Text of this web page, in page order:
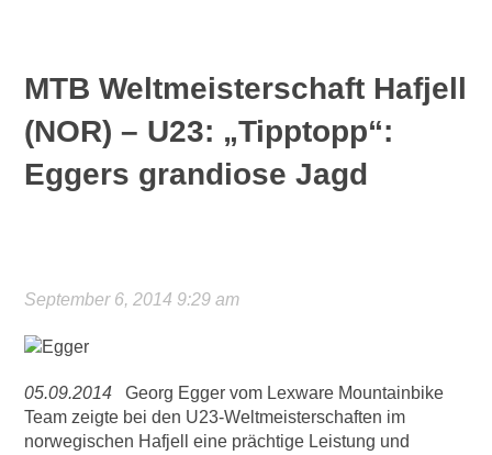
MTB Weltmeisterschaft Hafjell
(NOR) – U23: „Tipptopp“:
Eggers grandiose Jagd
September 6, 2014 9:29 am
05.09.2014 Georg Egger vom Lexware Mountainbike
Team zeigte bei den U23-Weltmeisterschaften im
norwegischen Hafjell eine prächtige Leistung und